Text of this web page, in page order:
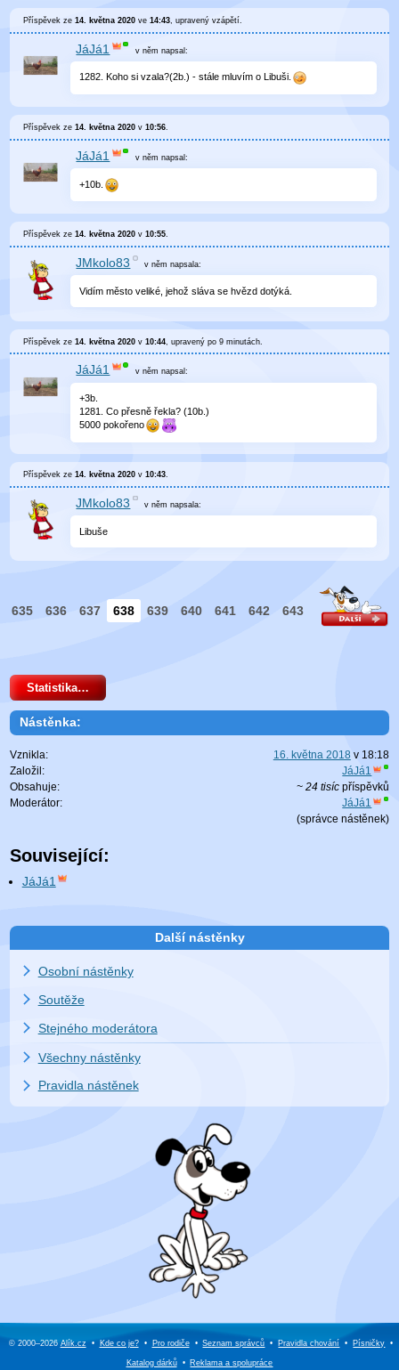
Příspěvek ze14. května 2020 ve14:43 , upravenývzápětí
JáJá1 v něm napsal:
1282. Koho si vzala?(2b.) - stále mluvím o Libuši.
Příspěvek ze14. května 2020 v10:56.
JáJá1 v něm napsal:
+10b.
Příspěvek ze14. května 2020 v10:55.
JMkolo83 v němnapsala:
Vidím město veliké, jehož sláva se hvězd dotýká.
Příspěvek ze14. května 2020 v10:44 , upravenýpo 9 minutách
JáJá1 v něm napsal:
+3b.
1281. Co přesně řekla? (10b.)
5000 pokořeno
Příspěvek ze14. května 2020 v10:43.
JMkolo83 v němnapsala:
Libuše
635 636 637 638 639 640 641 642 643
Statistika…
Nástěnka:
Vznikla: 16. května 2018 v 18:18
Založil:
JáJá1
Obsahuje:
~ 24 tisícpříspěvků
Moderátor:
JáJá1
(správce nástěnek)
Související:
JáJá1
Další nástěnky
Osobní nástěnky
Soutěže
Stejného moderátora
Všechny nástěnky
Pravidla nástěnek
© 2000–2026Alík.cz • Kde co je? • Pro rodiče • Seznam správců • Pravidla chování • Písničky •
Katalog dárků • Reklama aspolupráce